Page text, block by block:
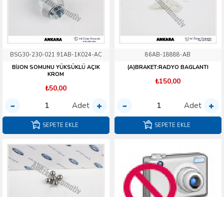
BSG30-230-021 91AB-1K024-AC
BİJON SOMUNU YÜKSÜKLÜ AÇIK
KROM
₺50,00
Adet
SEPETE EKLE
86AB-18888-AB
(A)BRAKET:RADYO BAGLANTI
₺150,00
Adet
SEPETE EKLE